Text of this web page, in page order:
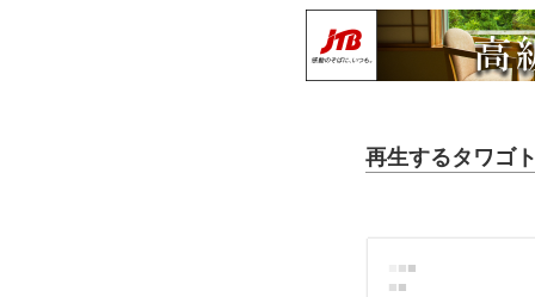
再生するタワゴ
■■
■■